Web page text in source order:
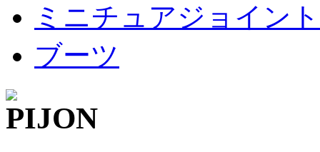
ミニチュアジョイント
ブーツ